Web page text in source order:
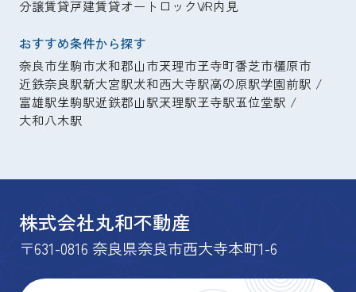
分譲賃貸戸建賃貸オートロックVR内見
おすすめ条件から探す
奈良市生駒市大和郡山市天理市王寺町香芝市橿原市
近鉄奈良駅新大宮駅大和西大寺駅高の原駅学園前駅
富雄駅生駒駅近鉄郡山駅天理駅王寺駅五位堂駅
大和八木駅
株式会社丸和不動産
〒631-0816 奈良県奈良市西大寺本町1-6